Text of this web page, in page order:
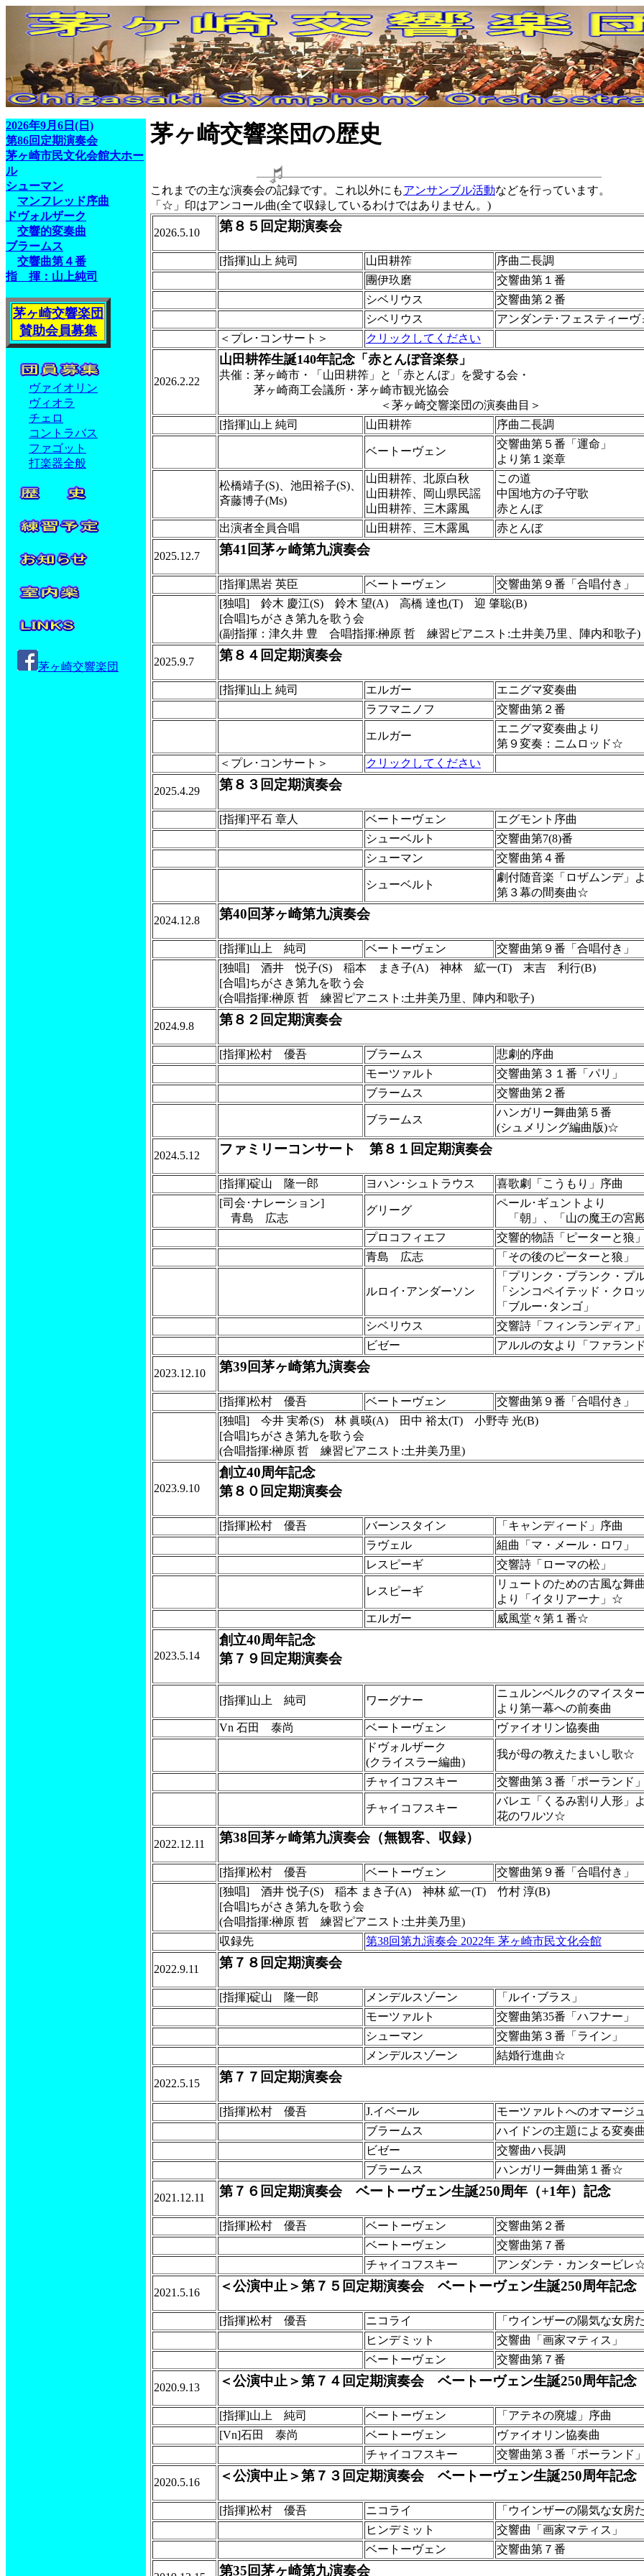
2026年9月6日(日)
第86回定期演奏会
茅ヶ崎市民文化会館大ホー
ル
シューマン
マンフレッド序曲
ドヴォルザーク
交響的変奏曲
ブラームス
交響曲第４番
指 揮：山上純司
茅ヶ崎交響楽団
賛助会員募集
ヴァイオリン
ヴィオラ
チェロ
コントラバス
ファゴット
打楽器全般
茅ヶ崎交響楽団
茅ヶ崎交響楽団の歴史
これまでの主な演奏会の記録です。これ以外にもアンサンブル活動などを行っています。
「☆」印はアンコール曲(全て収録しているわけではありません。)
2026.5.10 第８５回定期演奏会
[指揮]山上 純司 山田耕筰
序曲二長調
團伊玖磨
交響曲第１番
シベリウス
交響曲第２番
シベリウス
アンダンテ･フェスティー
＜プレ･コンサート＞
クリックしてください
2026.2.22
山田耕筰生誕140年記念「赤とんぼ音楽祭」
共催：茅ヶ崎市・「山田耕筰」と「赤とんぼ」を愛する会・
茅ヶ崎商工会議所・茅ヶ崎市観光協会
＜茅ヶ崎交響楽団の演奏曲目＞
[指揮]山上 純司
山田耕筰 序曲二長調
ベートーヴェン
交響曲第５番「運命」
より第１楽章
松橋靖子(S)、池田裕子(S)、
斉藤博子(Ms)
山田耕筰、北原白秋
山田耕筰、岡山県民謡
山田耕筰、三木露風
この道
中国地方の子守歌
赤とんぼ
出演者全員合唱
山田耕筰、三木露風 赤とんぼ
2025.12.7 第41回茅ヶ崎第九演奏会
[指揮]黒岩 英臣 ベートーヴェン
交響曲第９番「合唱付き」
[独唱] 鈴木 慶江(S) 鈴木 望(A) 高橋 達也(T) 迎 肇聡(B)
[合唱]ちがさき第九を歌う会
(副指揮：津久井 豊 合唱指揮:榊原 哲 練習ピアニスト:土井美乃里、陣内和歌子)
2025.9.7 第８４回定期演奏会
[指揮]山上 純司 エルガー
エニグマ変奏曲
ラフマニノフ
交響曲第２番
エルガー
エニグマ変奏曲より
第９変奏：ニムロッド☆
＜プレ･コンサート＞
クリックしてください
2025.4.29 第８３回定期演奏会
[指揮]平石 章人 ベートーヴェン
エグモント序曲
シューベルト
交響曲第7(8)番
シューマン
交響曲第４番
シューベルト
劇付随音楽「ロザムンデ」
第３幕の間奏曲☆
2024.12.8 第40回茅ヶ崎第九演奏会
[指揮]山上 純司 ベートーヴェン
交響曲第９番「合唱付き」
[独唱] 酒井 悦子(S) 稲本 まき子(A) 神林 絋一(T) 末吉 利行(B)
[合唱]ちがさき第九を歌う会
(合唱指揮:榊原 哲 練習ピアニスト:土井美乃里、陣内和歌子)
2024.9.8 第８２回定期演奏会
[指揮]松村 優吾 ブラームス
悲劇的序曲
モーツァルト
交響曲第３１番「パリ」
ブラームス
交響曲第２番
ブラームス
ハンガリー舞曲第５番
(シュメリング編曲版)☆
2024.5.12 ファミリーコンサート 第８１回定期演奏会
[指揮]碇山 隆一郎 ヨハン･シュトラウス
喜歌劇「こうもり」序曲
[司会･ナレーション]
青島 広志
グリーグ
ペール･ギュントより
「朝」、「山の魔王の宮
プロコフィエフ
交響的物語「ピーターと狼
青島 広志
「その後のピーターと狼」
ルロイ･アンダーソン
「プリンク・プランク・プ
「シンコペイテッド・クロ
「ブルー･タンゴ」
シベリウス
交響詩「フィンランディア
ビゼー
アルルの女より「ファラン
2023.12.10 第39回茅ヶ崎第九演奏会
[指揮]松村 優吾 ベートーヴェン
交響曲第９番「合唱付き」
[独唱] 今井 実希(S) 林 眞暎(A) 田中 裕太(T) 小野寺 光(B)
[合唱]ちがさき第九を歌う会
(合唱指揮:榊原 哲 練習ピアニスト:土井美乃里)
2023.9.10
創立40周年記念
第８０回定期演奏会
[指揮]松村 優吾 バーンスタイン
「キャンディード」序曲
ラヴェル
組曲「マ・メール・ロワ」
レスピーギ
交響詩「ローマの松」
レスピーギ
リュートのための古風な舞
より「イタリアーナ」☆
エルガー
威風堂々第１番☆
2023.5.14
創立40周年記念
第７９回定期演奏会
[指揮]山上 純司 ワーグナー
ニュルンベルクのマイスタ
より第一幕への前奏曲
Vn 石田 泰尚
ベートーヴェン
ヴァイオリン協奏曲
ドヴォルザーク
(クライスラー編曲)
我が母の教えたまいし歌☆
チャイコフスキー 交響曲第３番「ポーランド
チャイコフスキー
バレエ「くるみ割り人形」
花のワルツ☆
2022.12.11 第38回茅ヶ崎第九演奏会（無観客、収録）
[指揮]松村 優吾 ベートーヴェン
交響曲第９番「合唱付き」
[独唱] 酒井 悦子(S) 稲本 まき子(A) 神林 絋一(T) 竹村 淳(B)
[合唱]ちがさき第九を歌う会
(合唱指揮:榊原 哲 練習ピアニスト:土井美乃里)
収録先
第38回第九演奏会 2022年 茅ヶ崎市民文化会館
2022.9.11 第７８回定期演奏会
[指揮]碇山 隆一郎 メンデルスゾーン
「ルイ･ブラス」
モーツァルト
交響曲第35番「ハフナー」
シューマン
交響曲第３番「ライン」
メンデルスゾーン
結婚行進曲☆
2022.5.15 第７７回定期演奏会
[指揮]松村 優吾 J.イベール
モーツァルトへのオマージ
ブラームス
ハイドンの主題による変奏
ビゼー
交響曲ハ長調
ブラームス
ハンガリー舞曲第１番☆
2021.12.11 第７６回定期演奏会 ベートーヴェン生誕250周年（+1年）記念
[指揮]松村 優吾 ベートーヴェン
交響曲第２番
ベートーヴェン
交響曲第７番
チャイコフスキー
アンダンテ・カンタービレ
2021.5.16 ＜公演中止＞第７５回定期演奏会 ベートーヴェン生誕250周年記念
[指揮]松村 優吾 ニコライ
「ウインザーの陽気な女房
ヒンデミット
交響曲「画家マティス」
ベートーヴェン
交響曲第７番
2020.9.13 ＜公演中止＞第７４回定期演奏会 ベートーヴェン生誕250周年記念
[指揮]山上 純司 ベートーヴェン
「アテネの廃墟」序曲
[Vn]石田 泰尚
ベートーヴェン
ヴァイオリン協奏曲
チャイコフスキー
交響曲第３番「ポーランド
2020.5.16 ＜公演中止＞第７３回定期演奏会 ベートーヴェン生誕250周年記念
[指揮]松村 優吾 ニコライ
「ウインザーの陽気な女房
ヒンデミット
交響曲「画家マティス」
ベートーヴェン
交響曲第７番
第35回茅ヶ崎第九演奏会